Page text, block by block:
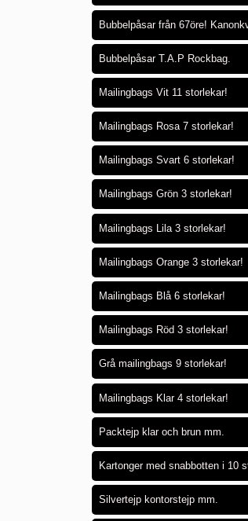
Bubbelpåsar från 67öre!
Bubbelpåsar T.A.P Rockbag.
Mailingbags Vit 11 storlekar!
Mailingbags Rosa 7 storlekar!
Mailingbags Svart 6 storlekar!
Mailingbags Grön 3 storlekar!
Mailingbags Lila 3 storlekar!
Mailingbags Orange 3 storlekar!
Mailingbags Blå 6 storlekar!
Mailingbags Röd 3 storlekar!
Grå mailingbags 9 storlekar!
Mailingbags Klar 4 storlekar!
Packtejp klar och brun mm.
Kartonger med snabbotten i 10
Silvertejp kontorstejp mm.